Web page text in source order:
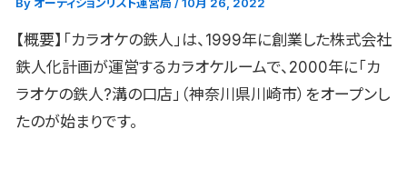
【概要】「カラオケの鉄人」は、1999年に創業した株式会社
鉄人化計画が運営するカラオケルームで、2000年に「カ
ラオケの鉄人?溝の口店」（神奈川県川崎市）をオープンし
たのが始まりです。